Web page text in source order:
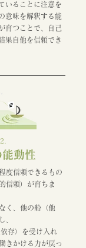
いることに注意を
意味を解釈する能
育つことで、自己
果自他を信頼でき
能動性
度信頼できるもの
信頼）が育ちま
く、他の船（他
、
存）を受け入れ
きかける力が戻っ